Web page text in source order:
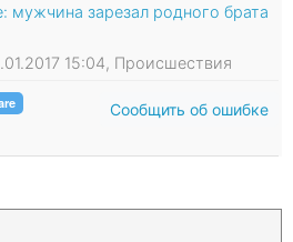
мужчина зарезал родного брата
15:04, Происшествия
Сообщить об ошибке